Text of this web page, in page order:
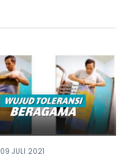
09 JULI 2021